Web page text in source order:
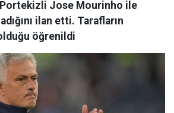
Jose Mourinho ile
ilan etti. Tarafların
öğrenildi